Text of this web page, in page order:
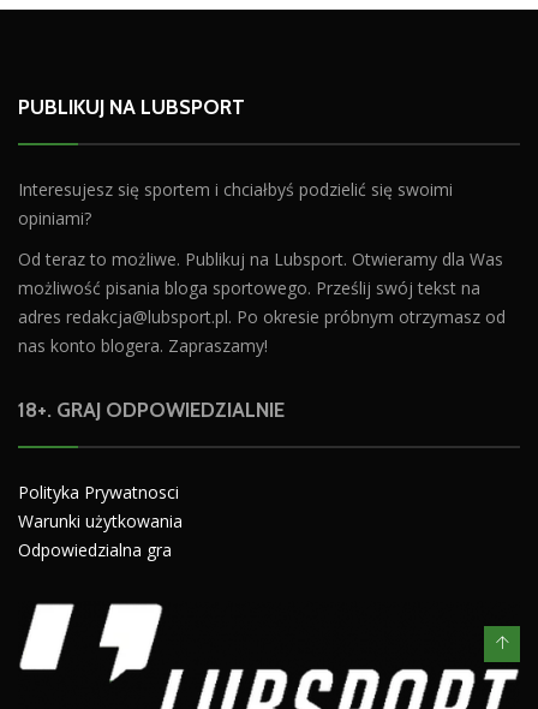
PUBLIKUJ NA LUBSPORT
Interesujesz się sportem i chciałbyś podzielić się swoimi
opiniami?
Od teraz to możliwe. Publikuj na Lubsport. Otwieramy dla Was
możliwość pisania bloga sportowego. Prześlij swój tekst na
adres redakcja@lubsport.pl. Po okresie próbnym otrzymasz od
nas konto blogera. Zapraszamy!
18+. GRAJ ODPOWIEDZIALNIE
Polityka Prywatnosci
Warunki użytkowania
Odpowiedzialna gra